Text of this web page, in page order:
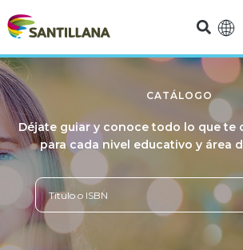
CATÁLOGO
Déjate guiar y conoce todo lo que te
para cada nivel educativo y área